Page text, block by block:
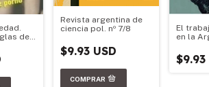
del
Revista argentina de
ciencia pol. nº 7/8
$9.93 USD
El
en la
$9.93